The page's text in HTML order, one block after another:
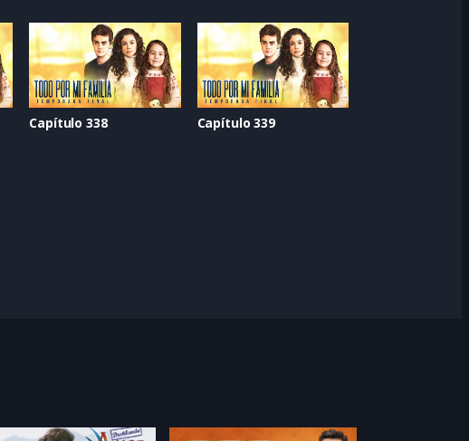
Capítulo 338 Capítulo 339